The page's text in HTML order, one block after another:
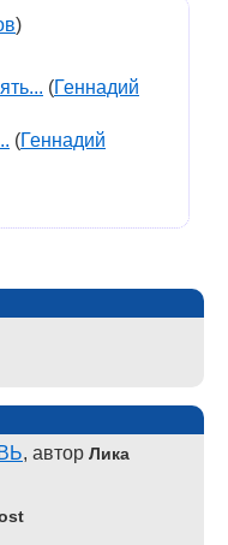
)
(Геннадий
(Геннадий
, автор Лика